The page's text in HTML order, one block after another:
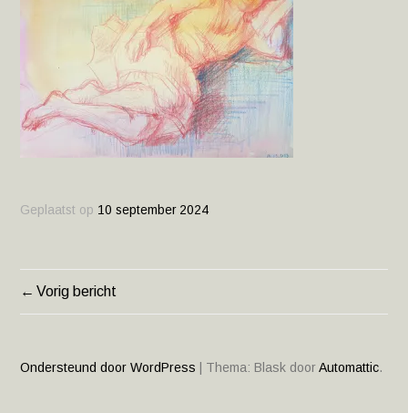
Geplaatst op 10 september 2024
BERICHT
Vorig bericht
Ondersteund door WordPress Thema: Blask doorAutomattic.